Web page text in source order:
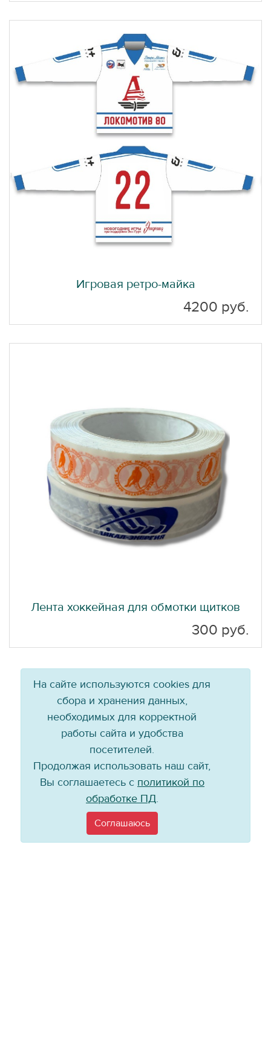
Игровая ретро-майка
4200 руб.
Лента хоккейная для обмотки щитков
300 руб.
На сайте используются cookies для
сбора и хранения данных,
необходимых для корректной
работы сайта и удобства
посетителей.
Продолжая использовать наш сайт,
Вы соглашаетесь с политикой по
обработке ПД.
Соглашаюсь